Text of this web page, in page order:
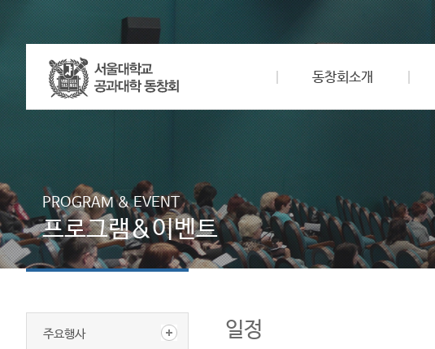
동창회소개
PROGRAM & EVENT
프로그램&이벤트
주요행사 일정